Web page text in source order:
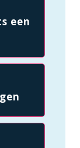
een